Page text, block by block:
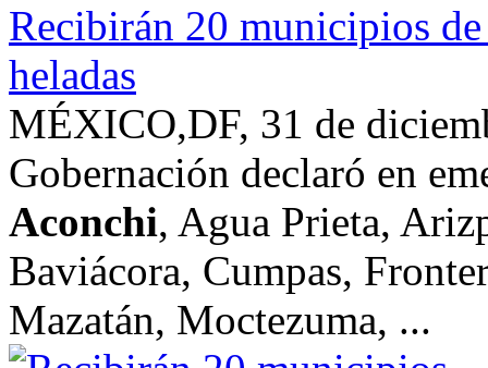
Recibirán 20 municipios
heladas
MÉXICO,DF, 31 de
Gobernación declaró en
Aconchi, Agua Prieta,
Baviácora, Cumpas,
Mazatán, Moctezuma, ...